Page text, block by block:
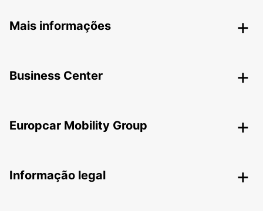
Mais informações
Business Center
Europcar Mobility Group
Informação legal